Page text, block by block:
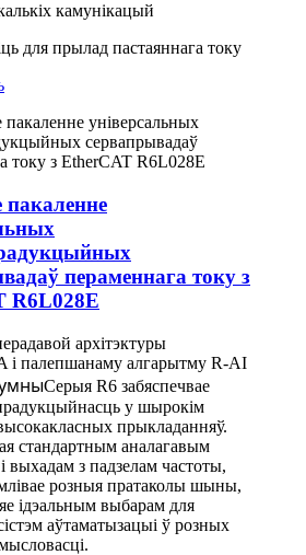
камунікацый
для прылад пастаяннага току
пакаленне
пераменнага току з
R6L028E
архітэктуры
і палепшанаму алгарытму R-AI
Серыя R6 забяспечвае
у шырокім
прыкладанняў.
стандартным аналагавым
выхадам з падзелам частоты,
розныя пратаколы шыны,
ідэальным выбарам для
аўтаматызацыі ў розных